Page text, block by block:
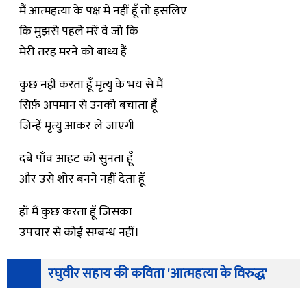
मैं आत्महत्या के पक्ष में नहीं हूँ तो इसलिए
कि मुझसे पहले मरें वे जो कि
मेरी तरह मरने को बाध्य हैं
कुछ नहीं करता हूँ मृत्यु के भय से मैं
सिर्फ़ अपमान से उनको बचाता हूँ
जिन्हें मृत्यु आकर ले जाएगी
दबे पाँव आहट को सुनता हूँ
और उसे शोर बनने नहीं देता हूँ
हाँ मैं कुछ करता हूँ जिसका
उपचार से कोई सम्बन्ध नहीं।
रघुवीर सहाय की कविता 'आत्महत्या के विरुद्ध'